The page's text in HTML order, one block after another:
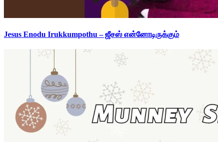
Jesus Enodu Irukkumpothu – ஜீசஸ் என்னோடிருக்கும்